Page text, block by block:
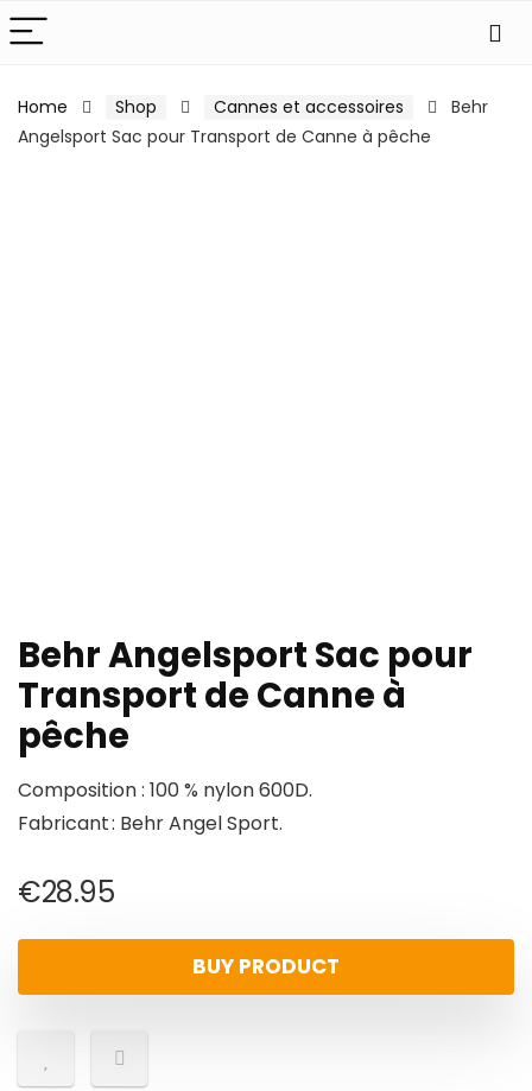
Home Shop Cannes et accessoires
Behr
Angelsport Sac pour Transport de Canne à pêche
Behr Angelsport Sac pour
Transport de Canne à
pêche
Composition : 100 % nylon 600D.
Fabricant : Behr Angel Sport.
€28.95
BUY PRODUCT